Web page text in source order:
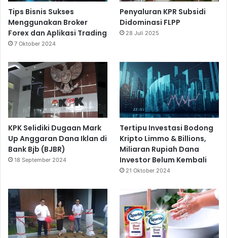
Tips Bisnis Sukses
Menggunakan Broker
Forex dan Aplikasi Trading
7 Oktober 2024
Penyaluran KPR Subsidi
Didominasi FLPP
28 Juli 2025
KPK Selidiki Dugaan Mark
Up Anggaran Dana Iklan di
Bank Bjb (BJBR)
18 September 2024
Tertipu Investasi Bodong
Kripto Limmo & Billions,
Miliaran Rupiah Dana
Investor Belum Kembali
21 Oktober 2024